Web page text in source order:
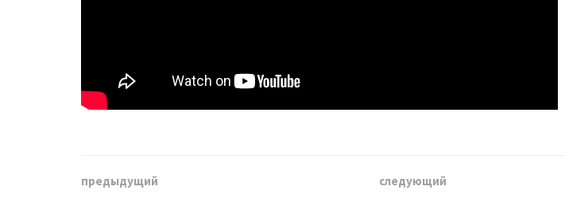
предыдущий следующий